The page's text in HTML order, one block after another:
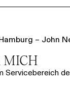
– John
MICH
Servicebereich